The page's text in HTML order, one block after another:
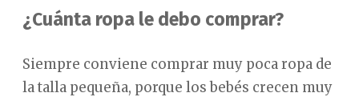
¿Cuánta ropa le debo comprar?
Siempre conviene comprar muy poca ropa de
la talla pequeña, porque los bebés crecen muy